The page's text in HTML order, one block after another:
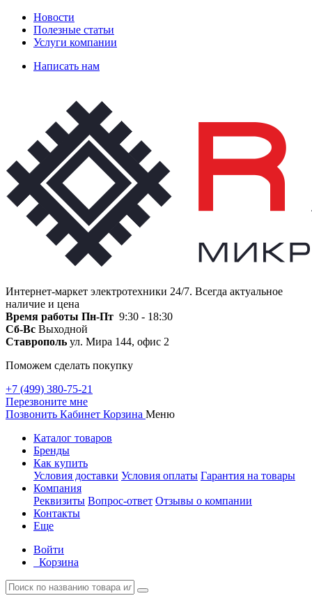
Новости
Полезные статьи
Услуги компании
Написать нам
Интернет-маркет электротехники 24/7. Всегда актуальное
наличие и цена
Время работы Пн-Пт 9:30 - 18:30
Сб-Вс Выходной
Ставрополь ул. Мира 144, офис 2
Поможем сделать покупку
+7 (499) 380-75-21
Перезвоните мне
Позвонить Кабинет Корзина Меню
Каталог товаров
Бренды
Как купить
Условия доставки Условия оплаты Гарантия на товары
Компания
Реквизиты Вопрос-ответ Отзывы о компании
Контакты
Еще
Войти
Корзина